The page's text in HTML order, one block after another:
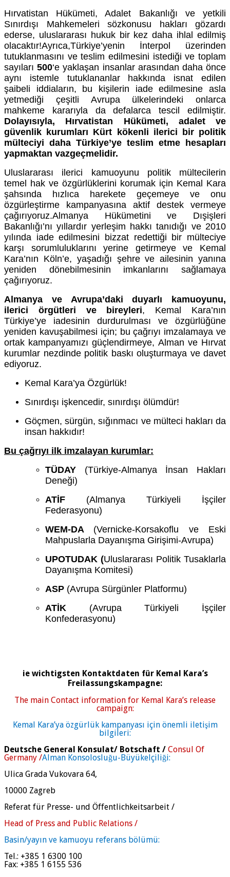
Hırvatistan Hükümeti, Adalet Bakanlığı ve yetkili
Sınırdışı Mahkemeleri sözkonusu hakları gözardı
ederse, uluslararası hukuk bir kez daha ihlal edilmiş
olacaktır!Ayrıca,Türkiye’yenin İnterpol üzerinden
tutuklanmasını ve teslim edilmesini istediği ve toplam
sayıları500‘e yaklaşan insanlar arasından daha önce
aynı istemle tutuklananlar hakkında isnat edilen
şaibeli iddiaların, bu kişilerin iade edilmesine asla
yetmediği çeşitli Avrupa ülkelerindeki onlarca
mahkeme kararıyla da defalarca tescil edilmiştir.
Dolayısıyla, Hırvatistan Hükümeti, adalet ve
güvenlik kurumları Kürt kökenli ilerici bir politik
mülteciyi daha Türkiye’ye teslim etme hesapları
yapmaktan vazgeçmelidir.
Uluslararası ilerici kamuoyunu politik mültecilerin
temel hak ve özgürlüklerini korumak için Kemal Kara
şahsında hızlıca harekete geçemeye ve onu
özgürleştirme kampanyasına aktif destek vermeye
çağırıyoruz.Almanya Hükümetini ve Dışişleri
Bakanlığı’nı yıllardır yerleşim hakkı tanıdığı ve 2010
yılında iade edilmesini bizzat redettiği bir mülteciye
karşı sorumluluklarını yerine getirmeye ve Kemal
Kara’nın Köln’e, yaşadığı şehre ve ailesinin yanına
yeniden dönebilmesinin imkanlarını sağlamaya
çağırıyoruz.
Almanya ve Avrupa’daki duyarlı kamuoyunu,
ilerici örgütleri ve bireyleri, Kemal Kara’nın
Türkiye’ye iadesinin durdurulması ve özgürlüğüne
yeniden kavuşabilmesi için; bu çağrıyı imzalamaya ve
ortak kampanyamızı güçlendirmeye, Alman ve Hırvat
kurumlar nezdinde politik baskı oluşturmaya ve davet
ediyoruz.
Kemal Kara’ya Özgürlük!
Sınırdışı işkencedir, sınırdışı ölümdür!
Göçmen, sürgün, sığınmacı ve mülteci hakları da
insan hakkıdır!
Bu çağrıyı ilk imzalayan kurumlar:
TÜDAY (Türkiye-Almanya İnsan Hakları
Deneği)
ATİF (Almanya Türkiyeli İşçiler
Federasyonu)
WEM-DA (Vernicke-Korsakoflu ve Eski
Mahpuslarla Dayanışma Girişimi-Avrupa)
UPOTUDAK (Uluslararası Politik Tusaklarla
Dayanışma Komitesi)
ASP (Avrupa Sürgünler Platformu)
ATİK (Avrupa Türkiyeli İşçiler
Konfederasyonu)
ie wichtigsten Kontaktdaten für Kemal Kara’s
Freilassungskampagne:
The main Contact information for Kemal Kara’s release
campaign:
Kemal Kara’ya özgürlük kampanyası için önemli iletişim
bilgileri:
Deutsche General Konsulat/ Botschaft / Consul Of
Germany /Alman Konsolosluğu-Büyükelçiliği:
Ulica Grada Vukovara 64,
10000 Zagreb
Referat für Presse- und Öffentlichkeitsarbeit /
Head of Press and Public Relations /
Basin/yayın ve kamuoyu referans bölümü:
Tel.: +385 1 6300 100
Fax: +385 1 6155 536